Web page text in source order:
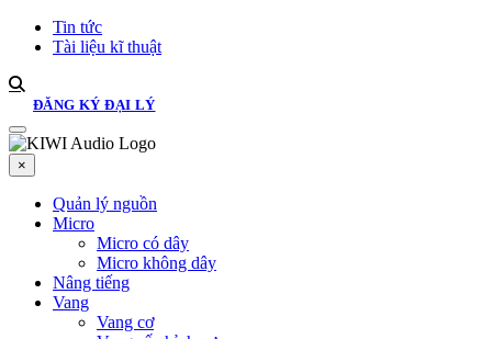
Tin tức
Tài liệu kĩ thuật
ĐĂNG KÝ ĐẠI LÝ
×
Quản lý nguồn
Micro
Micro có dây
Micro không dây
Nâng tiếng
Vang
Vang cơ